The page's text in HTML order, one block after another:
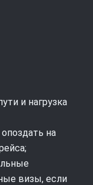
и нагрузка
на
визы, если